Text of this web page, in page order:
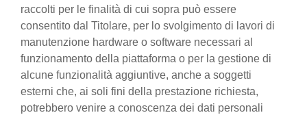
raccolti per le finalità di cui sopra può essere
consentito dal Titolare, per lo svolgimento di lavori di
manutenzione hardware o software necessari al
funzionamento della piattaforma o per la gestione di
alcune funzionalità aggiuntive, anche a soggetti
esterni che, ai soli fini della prestazione richiesta,
potrebbero venire a conoscenza dei dati personali